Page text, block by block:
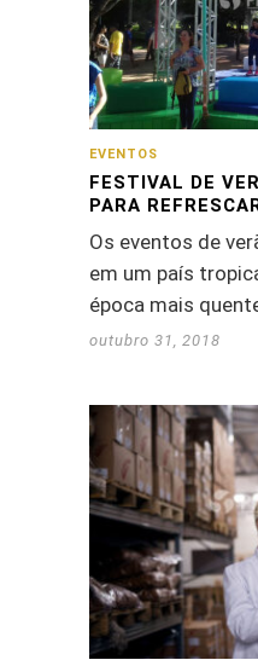
EVENTOS
FESTIVAL DE
PARA
Os eventos de
em um país
época mais
outubro 31, 2018